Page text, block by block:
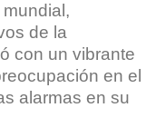
de la
con un vibrante
en el
alarmas en su